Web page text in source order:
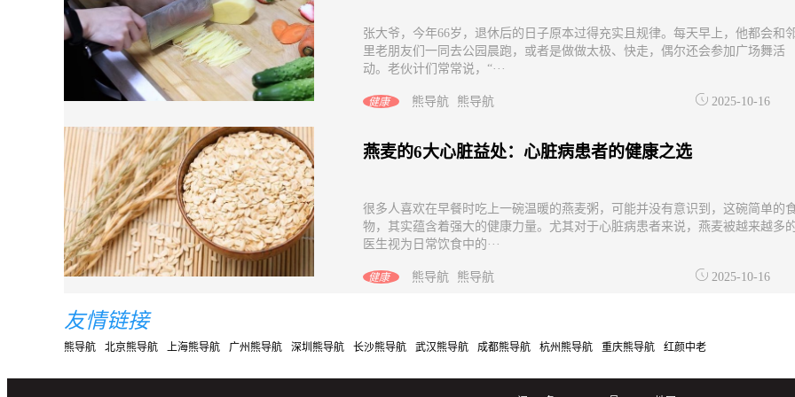
张大爷，今年66岁，退休后的日子原本过得充实且规律。每天早上，他都会和
里老朋友们一同去公园晨跑，或者是做做太极、快走，偶尔还会参加广场舞活
动。老伙计们常常说，“···
健康 熊导航 熊导航 2025-10-16
燕麦的6大心脏益处：心脏病患者的健康之选
很多人喜欢在早餐时吃上一碗温暖的燕麦粥，可能并没有意识到，这碗简单的
物，其实蕴含着强大的健康力量。尤其对于心脏病患者来说，燕麦被越来越多
医生视为日常饮食中的···
健康 熊导航 熊导航 2025-10-16
友情链接
熊导航 北京熊导航 上海熊导航 广州熊导航 深圳熊导航 长沙熊导航 武汉熊导航 成都熊导航 杭州熊导航 重庆熊导航 红颜中老